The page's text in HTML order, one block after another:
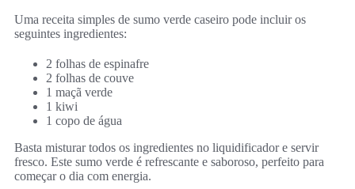
Uma receita simples de sumo verde caseiro pode incluir os
seguintes ingredientes:
2 folhas de espinafre
2 folhas de couve
1 maçã verde
1 kiwi
1 copo de água
Basta misturar todos os ingredientes no liquidificador e servir
fresco. Este sumo verde é refrescante e saboroso, perfeito para
começar o dia com energia.